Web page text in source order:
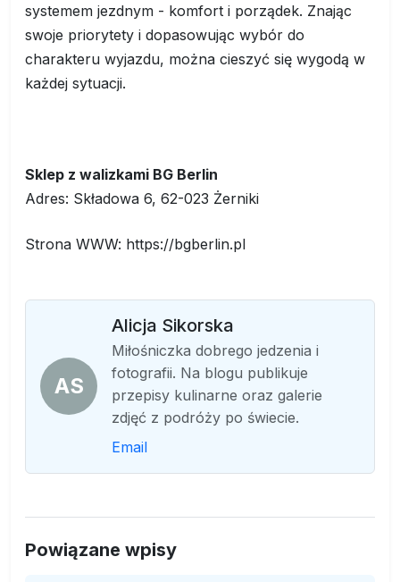
systemem jezdnym - komfort i porządek. Znając
swoje priorytety i dopasowując wybór do
charakteru wyjazdu, można cieszyć się wygodą w
każdej sytuacji.
Sklep z walizkami BG Berlin
Adres: Składowa 6, 62-023 Żerniki
Strona WWW: https://bgberlin.pl
AS
Alicja Sikorska
Miłośniczka dobrego jedzenia i
fotografii. Na blogu publikuje
przepisy kulinarne oraz galerie
zdjęć z podróży po świecie.
Email
Powiązane wpisy